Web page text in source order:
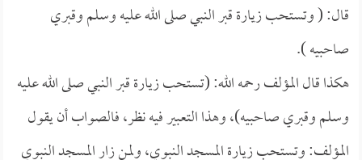
قال: ( وتستحب زيارة قبر النبي صلى الله عليه وسلم وقبري
صاحبيه ).
هكذا قال المؤلف رحمه الله: (تستحب زيارة قبر النبي صلى الله عليه
وسلم وقبري صاحبيه)، وهذا التعبير فيه نظر، فالصواب أن يقول
المؤلف: وتستحب زيارة المسجد النبوي، ولمن زار المسجد النبوي